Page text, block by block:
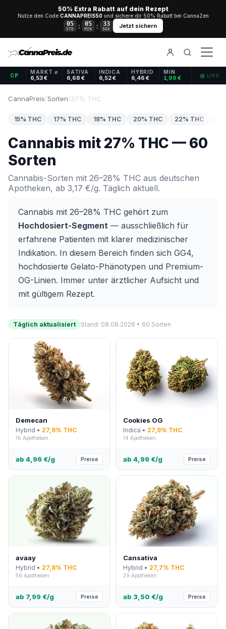
50% Extra Rabatt auf dein Rezept
Nutze den Code CANNAPREIS50und sichere dir 50% Rabatt bei CannaZen
05
STD : 05
MIN : 33
SEK Jetzt sichern
CP
MARKT ⌀
6,53 €
SATIVA
6,68 €
INDICA
6,52 €
HYBRID
6,46 €
MIN
1,99 € ⬤ LIVE
CannaPreis/Sorten/27% THC
15% THC 17% THC 18% THC 20% THC 22% THC
Cannabis mit 27% THC — 60
Sorten
Cannabis-Sorten mit 26–28% THC aus deutschen
Apotheken, ab 3,17 €/g. Täglich aktuell.
Cannabis mit 26–28% THC gehört zum
Hochdosiert-Segment — ausschließlich für
erfahrene Patienten mit klarer medizinischer
Indikation. In diesem Bereich finden sich GG4,
hochdosierte Gelato-Phänotypen und Premium-
OG-Linien. Immer unter ärztlicher Aufsicht und
mit gültigem Rezept.
Täglich aktualisiert Stand: 08.08.2026 • 60 Sorten
Demecan
Hybrid • 27,9% THC
16 Apotheken
ab 4,96 €/g Preise
Cookies OG
Indica • 27,9% THC
14 Apotheken
ab 4,99 €/g Preise
avaay
Hybrid • 27,8% THC
56 Apotheken
ab 7,99 €/g Preise
Cansativa
Hybrid • 27,7% THC
29 Apotheken
ab 3,50 €/g Preise